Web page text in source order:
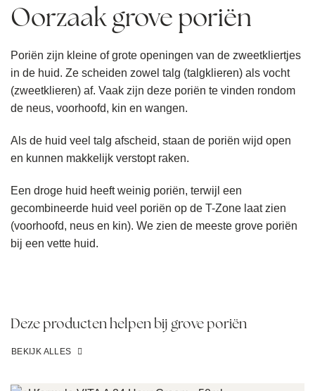
Oorzaak grove poriën
Poriën zijn kleine of grote openingen van de zweetkliertjes
in de huid. Ze scheiden zowel talg (talgklieren) als vocht
(zweetklieren) af. Vaak zijn deze poriën te vinden rondom
de neus, voorhoofd, kin en wangen.
Als de huid veel talg afscheid, staan de poriën wijd open
en kunnen makkelijk verstopt raken.
Een droge huid heeft weinig poriën, terwijl een
gecombineerde huid veel poriën op de T-Zone laat zien
(voorhoofd, neus en kin). We zien de meeste grove poriën
bij een vette huid.
Deze producten helpen bij grove poriën
BEKIJK ALLES